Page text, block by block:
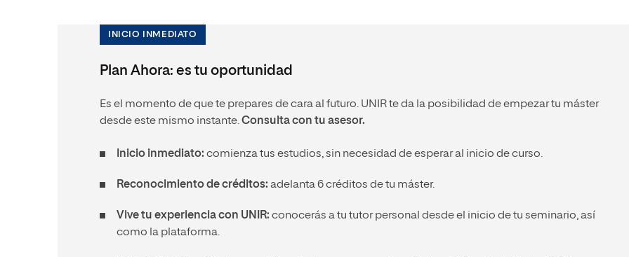
INICIO INMEDIATO
Plan Ahora: es tu oportunidad
Es el momento de que te prepares de cara al futuro. UNIR te da la posibilidad de empezar tu máster
desde este mismo instante.Consulta con tu asesor.
Inicio inmediato: comienza tus estudios, sin necesidad de esperar al inicio de curso.
Reconocimiento de créditos: adelanta 6 créditos de tu máster.
Vive tu experiencia con UNIR: conocerás a tu tutor personal desde el inicio de tu seminario, así
como la plataforma.